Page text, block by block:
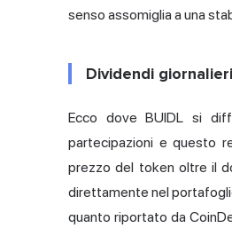
senso assomiglia a una
Dividendi
Ecco dove BUIDL si
partecipazioni e questo
prezzo del token oltre il
direttamente nel
quanto riportato da